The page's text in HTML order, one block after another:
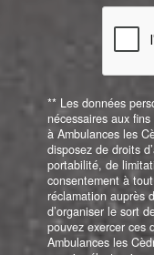
** Les données
nécessaires aux
à Ambulances les
disposez de droits
portabilité, de
consentement à
réclamation auprès
d’organiser le sort
pouvez exercer ces
Ambulances les